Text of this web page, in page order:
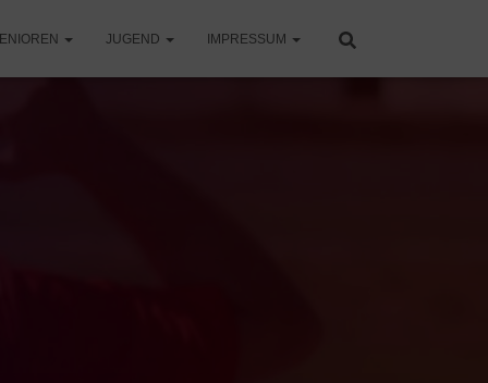
JUGEND IMPRESSUM